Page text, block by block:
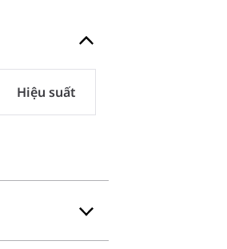
Hiệu suất